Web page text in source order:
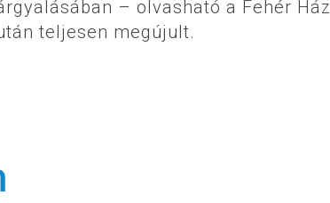
– olvasható a Fehér Ház
teljesen megújult.